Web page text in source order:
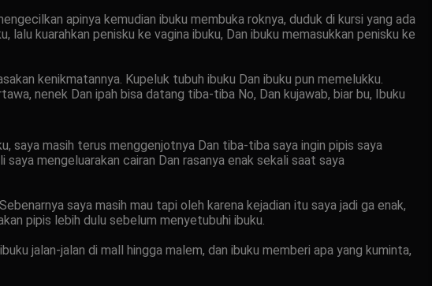
apinya kemudian ibuku membuka roknya, duduk di kursi yang ada
kuarahkan penisku ke vagina ibuku, Dan ibuku memasukkan penisku ke
kenikmatannya. Kupeluk tubuh ibuku Dan ibuku pun memelukku.
nenek Dan ipah bisa datang tiba-tiba No, Dan kujawab, biar bu, Ibuku
saya masih terus menggenjotnya Dan tiba-tiba saya ingin pipis saya
mengeluarakan cairan Dan rasanya enak sekali saat saya
saya masih mau tapi oleh karena kejadian itu saya jadi ga enak,
pipis lebih dulu sebelum menyetubuhi ibuku.
jalan-jalan di mall hingga malem, dan ibuku memberi apa yang kuminta,